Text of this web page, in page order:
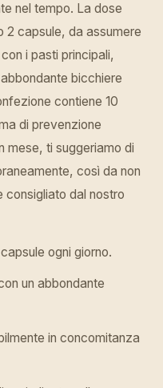
nel tempo. La dose
2 capsule, da assumere
i pasti principali,
bicchiere
contiene 10
di prevenzione
mese, ti suggeriamo di
così da non
consigliato dal nostro
ogni giorno.
un abbondante
in concomitanza